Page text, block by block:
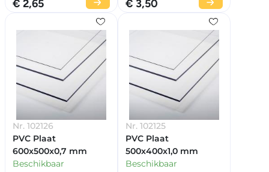
€ 2,65 € 3,50
Nr. 102126
PVC Plaat
600x500x0,7 mm
Beschikbaar
Nr. 102125
PVC Plaat
500x400x1,0 mm
Beschikbaar